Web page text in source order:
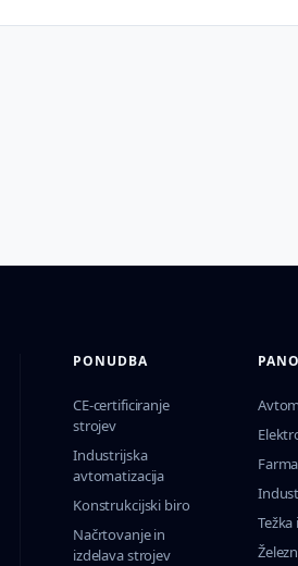
PONUDBA
CE-certificiranje
strojev
Industrijska
avtomatizacija
Konstrukcijski biro
Načrtovanje in
izdelava strojev